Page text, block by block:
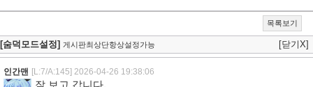
목록보기
[숨덕모드설정] 게시판최상단항상설정가능 [닫기X]
인간맨 [L:7/A:145] 2026-04-26 19:38:06